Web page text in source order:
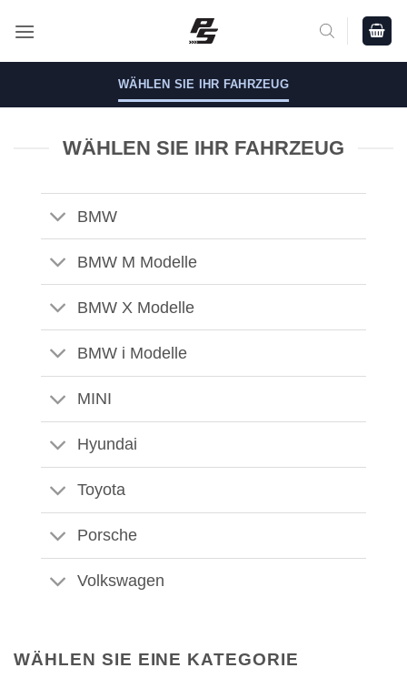
Inhalt
WÄHLEN SIE IHR FAHRZEUG
WÄHLEN SIE IHR FAHRZEUG
BMW
BMW M Modelle
BMW X Modelle
BMW i Modelle
MINI
Hyundai
Toyota
Porsche
Volkswagen
WÄHLEN SIE EINE KATEGORIE